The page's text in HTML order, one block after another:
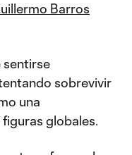
Barros
sentirse
sobrevivir
una
globales.